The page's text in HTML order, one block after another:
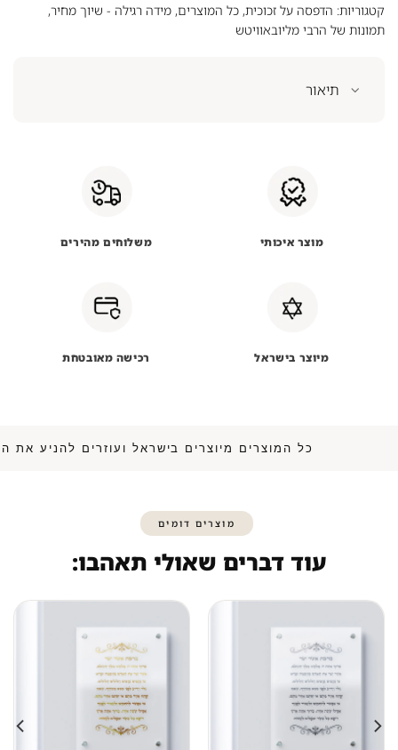
קטגוריות: הדפסה על זכוכית, כל המוצרים, מידה רגילה - שיוך מחיר,
תמונות של הרבי מליובאוויטש
תיאור
מוצר איכותי משלוחים מהירים
מיוצר בישראל רכישה מאובטחת
כל המוצרים מיוצרים בישראל ועוזרים
מוצרים דומים
עוד דברים שאולי תאהבו: